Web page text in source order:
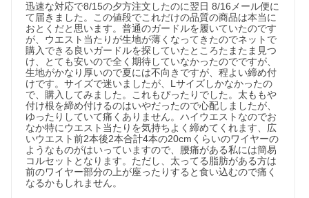
迅速な対応で8/15の夕方注文したのに翌日 8/16メール便に
て届きました。この値段でこれだけの品質の商品は本当に
おとくだと思います。普通のガードルを履いていたのです
が、ウエスト当たりが生地が薄くなってきたのでネットで
購入できる良いガードルを探していたところたまたま見つ
け、とても安いので全く期待していなかったのでですが、
生地がかなり厚いので夏には不向きですが、程よい締め付
けです。サイズで迷いましたが、Lサイズしかなかったの
で、購入してみました。これもぴったりでした。太ももや
付け根を締め付けるのはいやだったので心配しましたが、
ゆったりしていて痛くありません。ハイウエストなのでお
なか特にウエスト当たりを気持ちよく締めてくれます、広
いウエスト前2本後2本合計4本の20cmくらいのワイヤーの
ようなものがはいっていますので、腰痛がある私には簡易
コルセットとなります。ただし、太ってる脂肪がある方は
前のワイヤー部分の上が座ったりすると食い込むので痛く
なるかもしれません。